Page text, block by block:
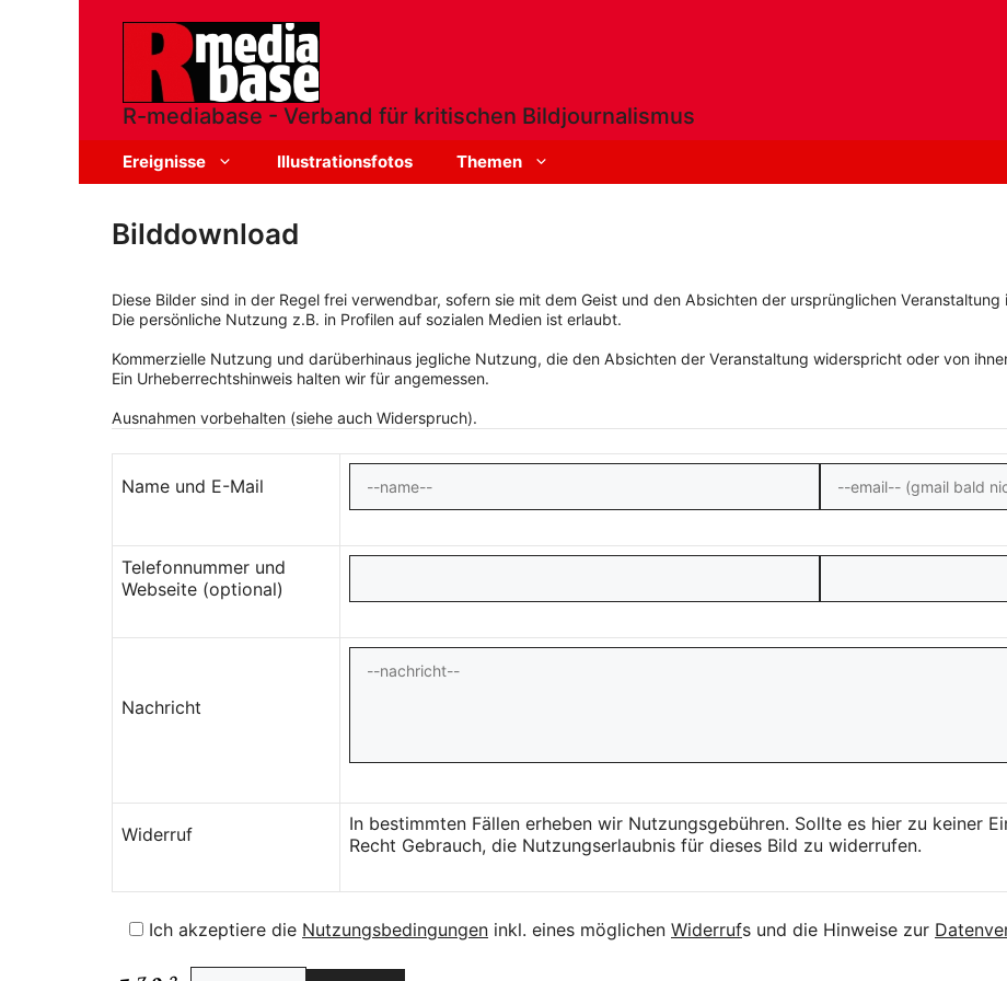
R-mediabase - Verband für kritischen Bildjournalismus
Ereignisse Illustrationsfotos Themen
Bilddownload
Diese Bilder sind in der Regel frei verwendbar, sofern sie mit dem Geist und den Absichten der ursprünglichen Veranstaltung
Die persönliche Nutzung z.B. in Profilen auf sozialen Medien ist erlaubt.
Kommerzielle Nutzung und darüberhinaus jegliche Nutzung, die den Absichten der Veranstaltung widerspricht oder von
Ein Urheberrechtshinweis halten wir für angemessen.
Ausnahmen vorbehalten (siehe auch Widerspruch).
Name und E-Mail
Telefonnummer und
Webseite (optional)
Nachricht
Widerruf
In bestimmten Fällen erheben wir Nutzungsgebühren. Sollte es hier zu keiner
Recht Gebrauch, die Nutzungserlaubnis für dieses Bild zu widerrufen.
Ich akzeptiere die Nutzungsbedingungen inkl. eines möglichen Widerrufs und die Hinweise zur